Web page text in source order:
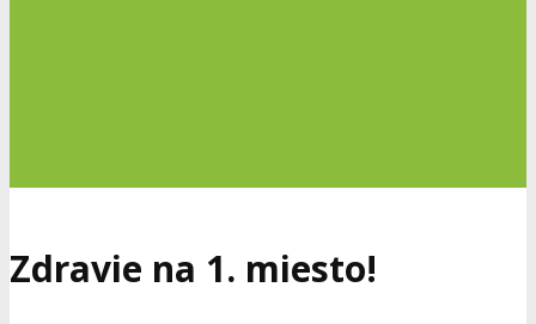
Zdravie na 1. miesto!